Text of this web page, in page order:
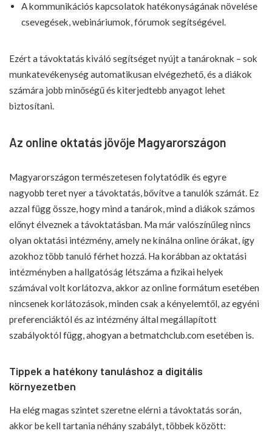
A kommunikációs kapcsolatok hatékonyságának növelése
csevegések, webináriumok, fórumok segítségével.
Ezért a távoktatás kiváló segítséget nyújt a tanároknak – sok
munkatevékenység automatikusan elvégezhető, és a diákok
számára jobb minőségű és kiterjedtebb anyagot lehet
biztosítani.
Az online oktatás jövője Magyarországon
Magyarországon természetesen folytatódik és egyre
nagyobb teret nyer a távoktatás, bővítve a tanulók számát. Ez
azzal függ össze, hogy mind a tanárok, mind a diákok számos
előnyt élveznek a távoktatásban. Ma már valószínűleg nincs
olyan oktatási intézmény, amely ne kínálna online órákat, így
azokhoz több tanuló férhet hozzá. Ha korábban az oktatási
intézményben a hallgatóság létszáma a fizikai helyek
számával volt korlátozva, akkor az online formátum esetében
nincsenek korlátozások, minden csak a kényelemtől, az egyéni
preferenciáktól és az intézmény által megállapított
szabályoktól függ, ahogyan a betmatchclub.com esetében is.
Tippek a hatékony tanuláshoz a digitális
környezetben
Ha elég magas szintet szeretne elérni a távoktatás során,
akkor be kell tartania néhány szabályt, többek között: